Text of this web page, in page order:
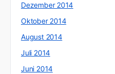
Dezember 2014
Oktober 2014
August 2014
Juli 2014
Juni 2014